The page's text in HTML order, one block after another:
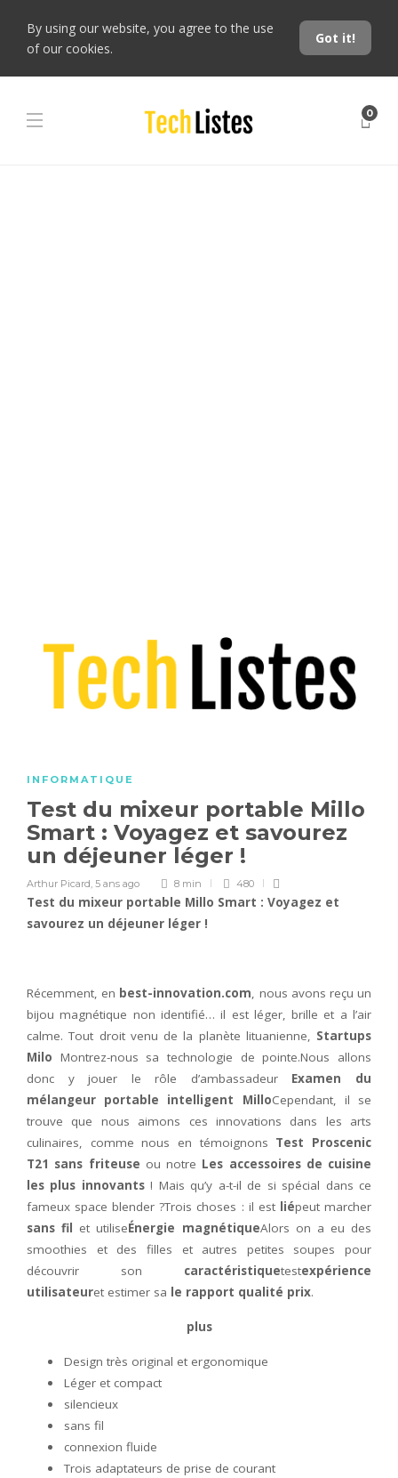
By using our website, you agree to the use
of our cookies.
Got it!
0
INFORMATIQUE
Test du mixeur portable Millo
Smart : Voyagez et savourez
un déjeuner léger !
Arthur Picard, 5 ans ago 8 min 480
Test du mixeur portable Millo Smart : Voyagez et
savourez un déjeuner léger !
Récemment, en best-innovation.com, nous avons reçu un
bijou magnétique non identifié… il est léger, brille et a l’air
calme. Tout droit venu de la planète lituanienne, Startups
Milo Montrez-nous sa technologie de pointe.Nous allons
donc y jouer le rôle d’ambassadeur Examen du
mélangeur portable intelligent MilloCependant, il se
trouve que nous aimons ces innovations dans les arts
culinaires, comme nous en témoignons Test Proscenic
T21 sans friteuse ou notre Les accessoires de cuisine
les plus innovants! Mais qu’y a-t-il de si spécial dans ce
fameux space blender ?Trois choses : il est liépeut marcher
sans fil et utiliseÉnergie magnétiqueAlors on a eu des
smoothies et des filles et autres petites soupes pour
découvrir son caractéristiquetestexpérience
utilisateuret estimer sa le rapport qualité prix.
plus
Design très original et ergonomique
Léger et compact
silencieux
sans fil
connexion fluide
Trois adaptateurs de prise de courant